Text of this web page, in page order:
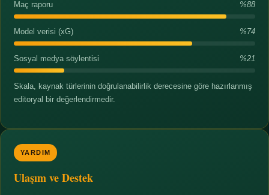
Maç raporu %88
Model verisi (xG) %74
Sosyal medya söylentisi %21
Skala, kaynak türlerinin doğrulanabilirlik derecesine göre hazırlanmış
editoryal bir değerlendirmedir.
YARDIM
Ulaşım ve Destek